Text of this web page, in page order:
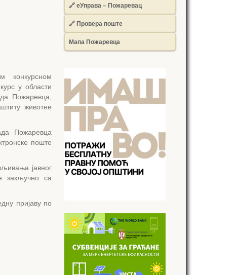
конкурсном
у области
Пожаревца,
животне
Пожаревца
поште
јавног
закључно са
пријаву по
🔗 еУправа – Пожаревац
🔗 Провера поште
Мапа Пожаревца